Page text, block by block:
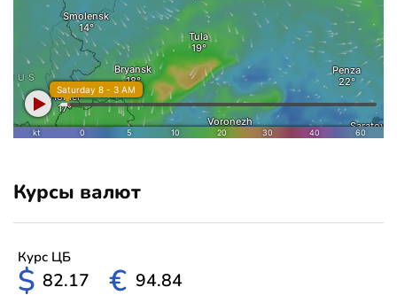
Курсы валют
Курс ЦБ
$ 82.17 € 94.84